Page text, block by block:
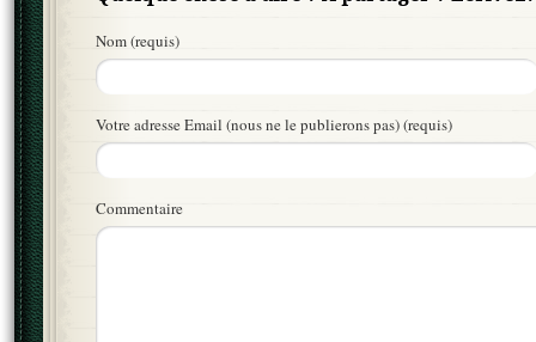
Nom (requis)
Votre adresse Email (nous ne le publierons pas) (requis)
Commentaire